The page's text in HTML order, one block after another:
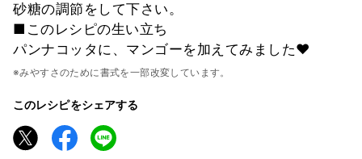
砂糖の調節をして下さい。
■このレシピの生い立ち
パンナコッタに、マンゴーを加えてみました❤️
※みやすさのために書式を一部改変しています。
このレシピをシェアする